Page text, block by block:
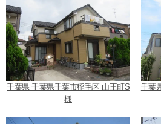
千葉県 千葉県千葉市稲毛区 山王町S
様
千葉